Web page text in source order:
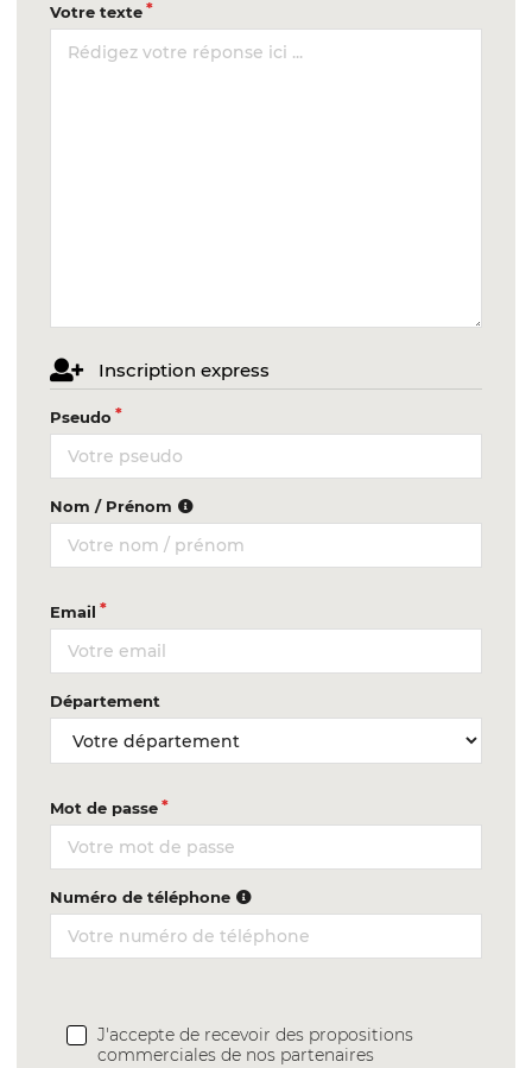
Votre texte
Inscription express
Pseudo
Nom / Prénom
Email
Département
Mot de passe
Numéro de téléphone
J'accepte de recevoir des propositions
commerciales de nos partenaires